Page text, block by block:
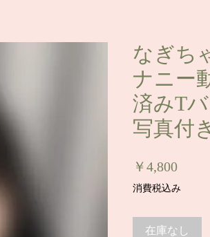
なぎち
ナニー
済みT
写真付
￥4,800価
格
消費税込み
在庫なし